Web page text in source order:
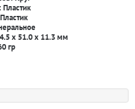
x 51.0 x 11.3 мм
гр